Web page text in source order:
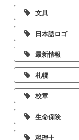
文具
日本語ロゴ
最新情報
札幌
校章
生命保険
税理士